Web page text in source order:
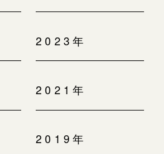
2023年
2021年
2019年